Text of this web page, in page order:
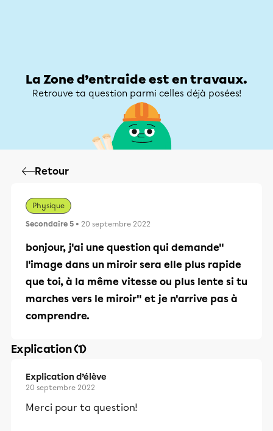
La Zone d’entraide est en travaux.
Retrouve ta question parmi celles déjà posées!
Retour
Physique
Secondaire 5 • 20 septembre 2022
bonjour, j'ai une question qui demande"
l'image dans un miroir sera elle plus rapide
que toi, à la même vitesse ou plus lente si tu
marches vers le miroir" et je n'arrive pas à
comprendre.
Explication (1)
Explication d’élève
20 septembre 2022
Merci pour ta question!